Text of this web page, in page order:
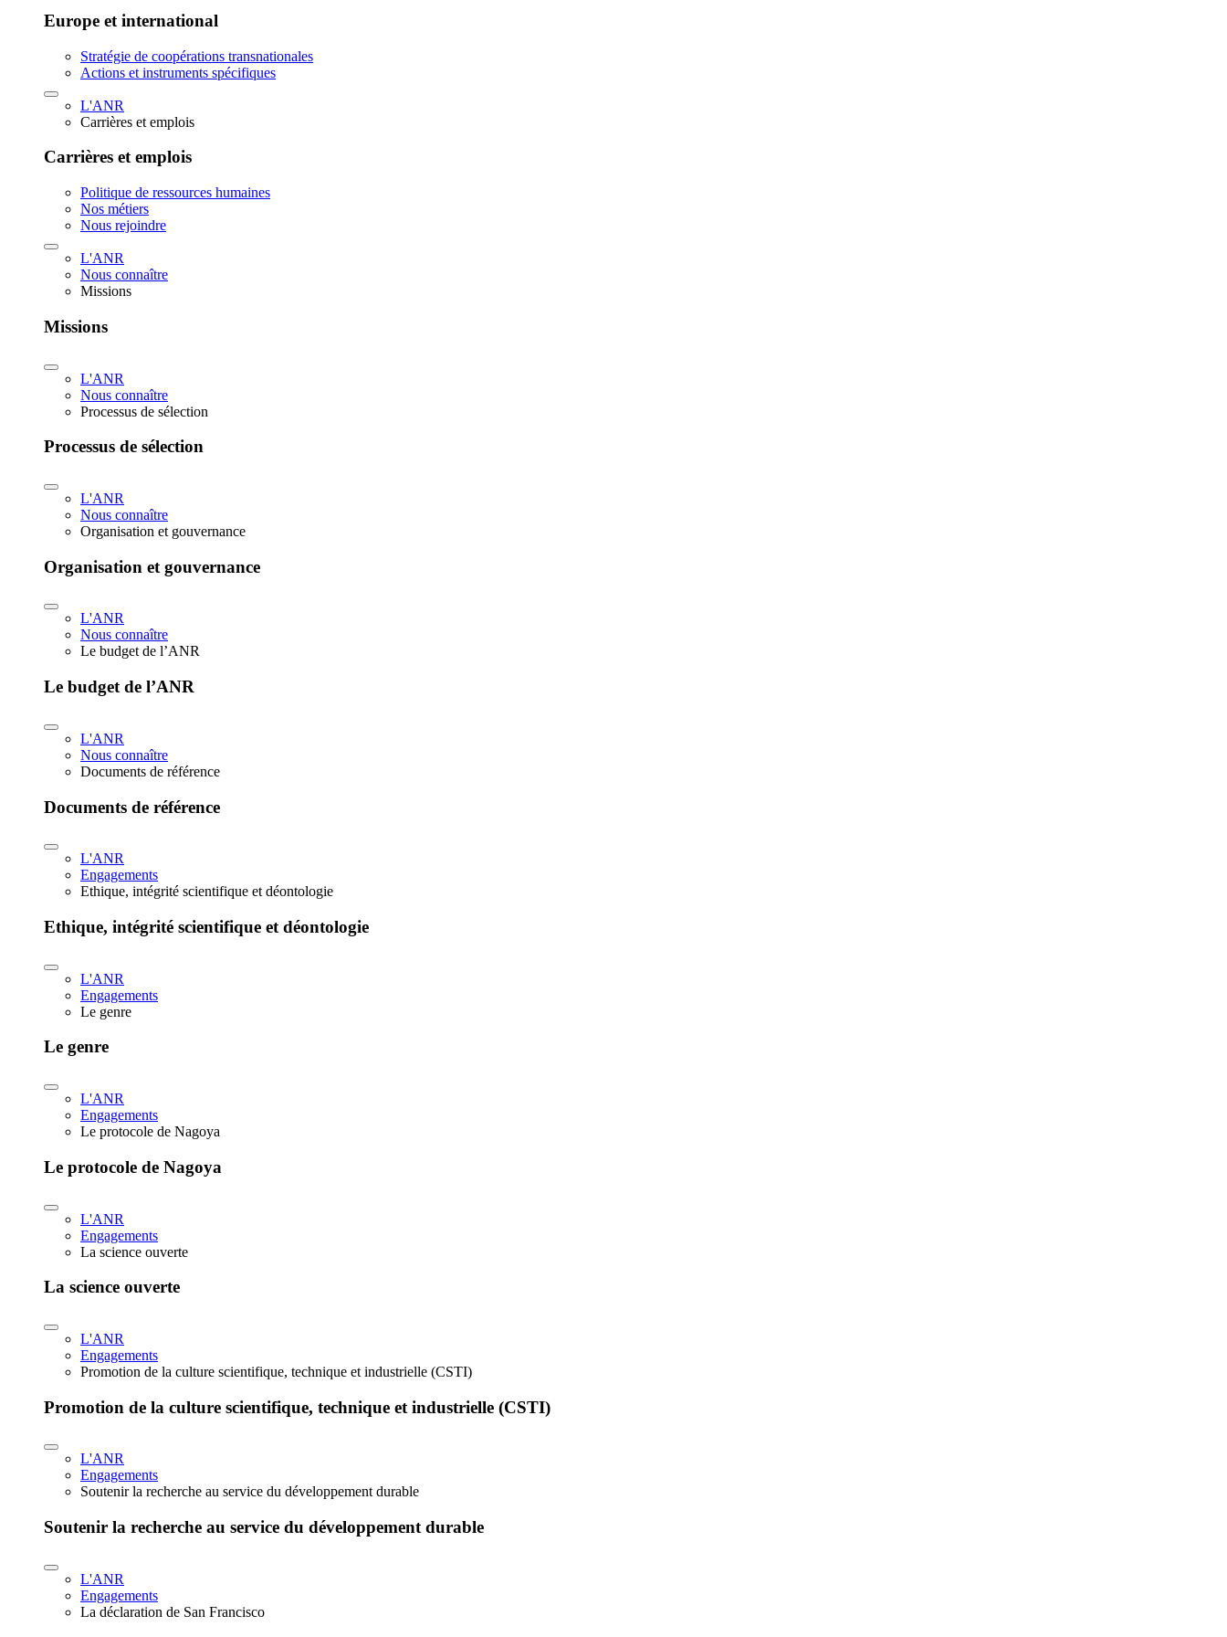
Europe et international
Stratégie de coopérations transnationales
Actions et instruments spécifiques
L'ANR
Carrières et emplois
Carrières et emplois
Politique de ressources humaines
Nos métiers
Nous rejoindre
L'ANR
Nous connaître
Missions
Missions
L'ANR
Nous connaître
Processus de sélection
Processus de sélection
L'ANR
Nous connaître
Organisation et gouvernance
Organisation et gouvernance
L'ANR
Nous connaître
Le budget de l’ANR
Le budget de l’ANR
L'ANR
Nous connaître
Documents de référence
Documents de référence
L'ANR
Engagements
Ethique, intégrité scientifique et déontologie
Ethique, intégrité scientifique et déontologie
L'ANR
Engagements
Le genre
Le genre
L'ANR
Engagements
Le protocole de Nagoya
Le protocole de Nagoya
L'ANR
Engagements
La science ouverte
La science ouverte
L'ANR
Engagements
Promotion de la culture scientifique, technique et industrielle (CSTI)
Promotion de la culture scientifique, technique et industrielle (CSTI)
L'ANR
Engagements
Soutenir la recherche au service du développement durable
Soutenir la recherche au service du développement durable
L'ANR
Engagements
La déclaration de San Francisco